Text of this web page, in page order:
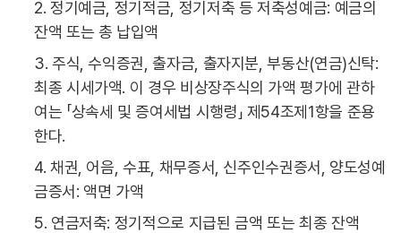
2. 정기예금, 정기적금, 정기저축 등 저축성예금: 예금의
잔액 또는 총 납입액
3. 주식, 수익증권, 출자금, 출자지분, 부동산(연금)신탁:
최종 시세가액. 이 경우 비상장주식의 가액 평가에 관하
여는 「상속세 및 증여세법 시행령」 제54조제1항을 준용
한다.
4. 채권, 어음, 수표, 채무증서, 신주인수권증서, 양도성예
금증서: 액면 가액
5. 연금저축: 정기적으로 지급된 금액 또는 최종 잔액